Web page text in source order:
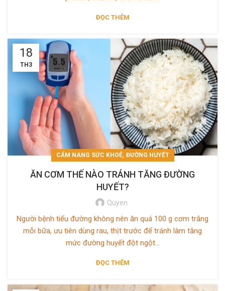
ĐỌC THÊM
18
TH3
CẨM NANG SỨC KHOẺ, ĐƯỜNG HUYẾT
ĂN CƠM THẾ NÀO TRÁNH TĂNG ĐƯỜNG
HUYẾT?
Quyen
Người bệnh tiểu đường không nên ăn quá 100 g cơm trắng
mỗi bữa, ưu tiên dùng rau, thịt trước để tránh làm tăng
mức đường huyết đột ngột...
ĐỌC THÊM